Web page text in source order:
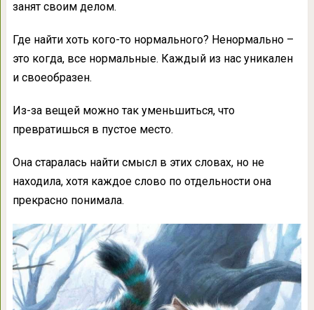
занят своим делом.
Где найти хоть кого-то нормального? Ненормально –
это когда, все нормальные. Каждый из нас уникален
и своеобразен.
Из-за вещей можно так уменьшиться, что
превратишься в пустое место.
Она старалась найти смысл в этих словах, но не
находила, хотя каждое слово по отдельности она
прекрасно понимала.